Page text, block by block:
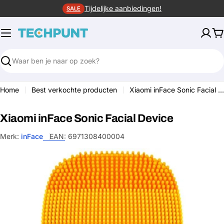
naar
inhoud
SALE Tijdelijke aanbiedingen!
Zoeken
Home Best verkochte producten Xiaomi inFace Sonic Facial Device
Xiaomi inFace Sonic Facial Device
Merk: inFace EAN: 6971308400004